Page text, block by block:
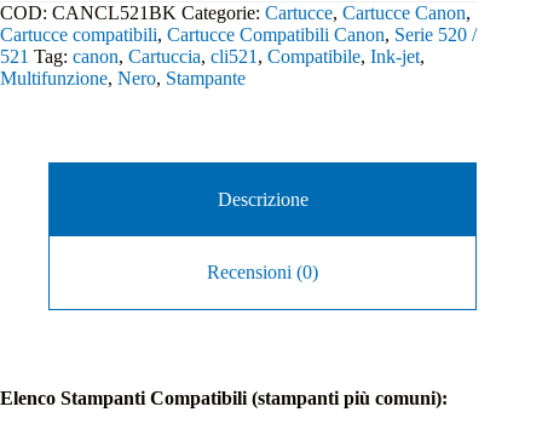
COD: CANCL521BK Categorie: Cartucce, Cartucce Canon,
Cartucce compatibili, Cartucce Compatibili Canon, Serie 520 /
521 Tag: canon, Cartuccia, cli521 , Compatibile, Ink-jet,
Multifunzione, Nero, Stampante
Descrizione
Recensioni (0)
Elenco Stampanti Compatibili (stampanti più comuni):